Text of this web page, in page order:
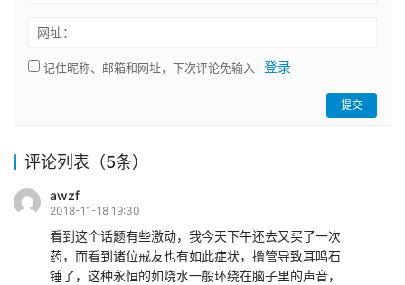
网址：
记住昵称、邮箱和网址，下次评论免输入 登录
提交
评论列表（5条）
awzf
2018-11-18 19:30
看到这个话题有些激动，我今天下午还去又买了一次
药，而看到诸位戒友也有如此症状，撸管导致耳鸣石
锤了，这种永恒的如烧水一般环绕在脑子里的声音，